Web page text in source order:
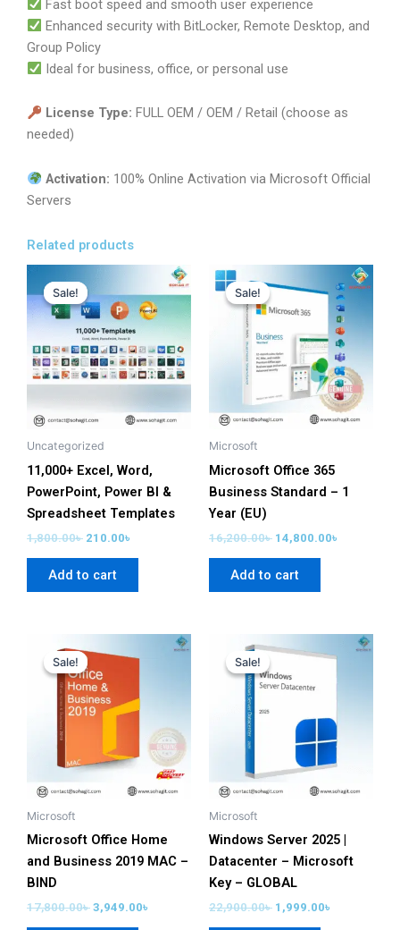
Fast boot speed and smooth user experience
Enhanced security with BitLocker, Remote Desktop, and
Group Policy
Ideal for business, office, or personal use
License Type: FULL OEM / OEM / Retail (choose as
needed)
Activation: 100% Online Activation via Microsoft Official
Servers
Related products
Sale!
Sale!
Uncategorized
11,000+ Excel, Word,
PowerPoint, Power BI &
Spreadsheet Templates
1,800.00৳
price
was:
1,800.00৳ .
210.00৳
Current
is:
210.00৳ .
Add to cart
Sale!
Sale!
Microsoft
Microsoft Office 365
Business Standard – 1
Year (EU)
16,200.00৳
price
16,200.00৳ .
14,800.00৳
Current
price
is:
Add to cart
Sale!
Sale!
Microsoft
Microsoft Office Home
and Business 2019 MAC –
BIND
17,800.00৳
price
was:
17,800.00৳ .
3,949.00৳
Current
Sale!
Sale!
Microsoft
Windows Server 2025 |
Datacenter – Microsoft
Key – GLOBAL
22,900.00৳
price
was:
22,900.00৳ .
1,999.00৳
Current
price